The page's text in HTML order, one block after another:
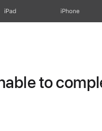
iPad iPhone
to